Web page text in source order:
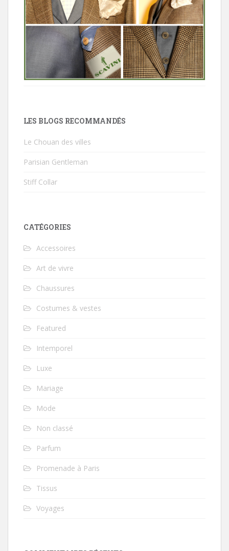
LES BLOGS RECOMMANDÉS
Le Chouan des villes
Parisian Gentleman
Stiff Collar
CATÉGORIES
Accessoires
Art de vivre
Chaussures
Costumes & vestes
Featured
Intemporel
Luxe
Mariage
Mode
Non classé
Parfum
Promenade à Paris
Tissus
Voyages